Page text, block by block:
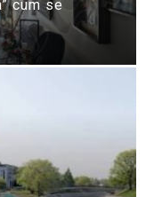
cum se